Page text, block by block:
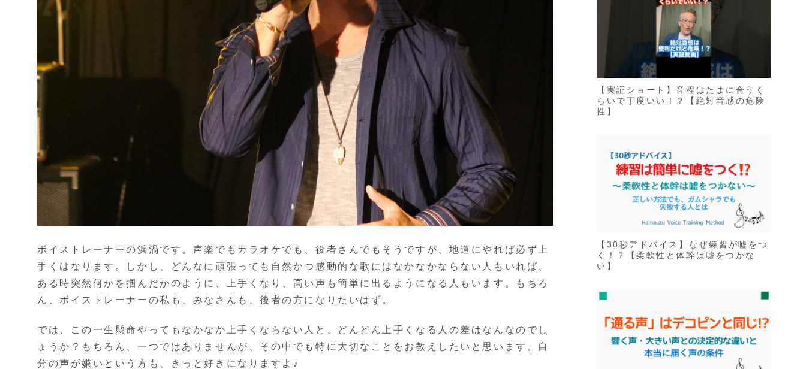
ボイストレーナーの浜渦です。声楽でもカラオケでも、役者さんでもそうですが、地道にやれば必ず上
手くはなります。しかし、どんなに頑張っても自然かつ感動的な歌にはなかなかならない人もいれば、
ある時突然何かを掴んだかのように、上手くなり、高い声も簡単に出るようになる人もいます。もちろ
ん、ボイストレーナーの私も、みなさんも、後者の方になりたいはず。
では、この一生懸命やってもなかなか上手くならない人と、どんどん上手くなる人の差はなんなのでし
ょうか？もちろん、一つではありませんが、その中でも特に大切なことをお教えしたいと思います。自
分の声が嫌いという方も、きっと好きになりますよ♪
【実証ショート】音程はたまに合うく
らいで丁度いい！？【絶対音感の危険
性】
【30秒アドバイス】なぜ練習が嘘をつ
く！？【柔軟性と体幹は嘘をつかな
い】